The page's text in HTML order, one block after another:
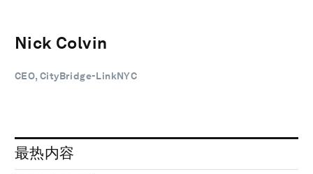
Nick Colvin
CEO, CityBridge-LinkNYC
最热内容